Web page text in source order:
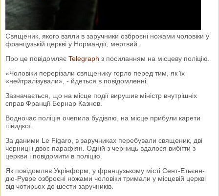
Священик, якого взяли в заручники озброєні ножами чоловіки у
французькій церкві у Нормандії, мертвий.
Про це повідомляє Telegraph з посиланням на місцеву поліцію.
«Чоловіки перерізали священику горло перед тим, як їх
«нейтралізували», - йдеться в повідомленні.
Зазначається, що на місце події вирушив міністр внутрішніх
справ Франції Бернар Казнев.
Водночас поліція очепила будівлю, на місце прибули карети
швидкої.
За даними Le Figaro, в заручниках перебували священик, дві
черниці і двоє парафіян. Одній з черниць вдалося вибігти з
церкви і повідомити в поліцію.
Як повідомляв Укрінформ, у французькому місті Сент-Етьєнн-
дю-Рувре озброєні ножами чоловіки тримали у місцевій церкві
від чотирьох до шести заручників.